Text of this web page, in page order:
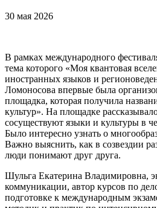
30 мая 2026
В рамках международного
тема которого «Моя квантовая
иностранных языков и
Ломоносова впервые была
площадка, которая получила
культур». На площадке
сосуществуют языки и культуры в
Было интересно узнать о
Важно выяснить, как в созвездии
люди понимают друг друга.
Шульга Екатерина Владимировна,
коммуникации, автор курсов по
подготовке к международным